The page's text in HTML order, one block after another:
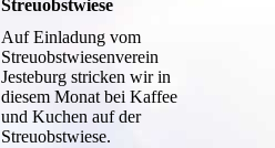
Streuobstwiese
Auf Einladung vom
Streuobstwiesenverein
Jesteburg stricken wir in
diesem Monat bei Kaffee
und Kuchen auf der
Streuobstwiese.